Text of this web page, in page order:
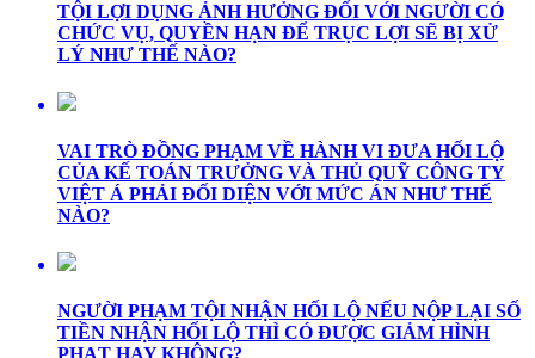
TỘI LỢI DỤNG ẢNH HƯỞNG ĐỐI VỚI NGƯỜI CÓ
CHỨC VỤ, QUYỀN HẠN ĐỂ TRỤC LỢI SẼ BỊ XỬ
LÝ NHƯ THẾ NÀO?
VAI TRÒ ĐỒNG PHẠM VỀ HÀNH VI ĐƯA HỐI LỘ
CỦA KẾ TOÁN TRƯỞNG VÀ THỦ QUỸ CÔNG TY
VIỆT Á PHẢI ĐỐI DIỆN VỚI MỨC ÁN NHƯ THẾ
NÀO?
NGƯỜI PHẠM TỘI NHẬN HỐI LỘ NẾU NỘP LẠI SỐ
TIỀN NHẬN HỐI LỘ THÌ CÓ ĐƯỢC GIẢM HÌNH